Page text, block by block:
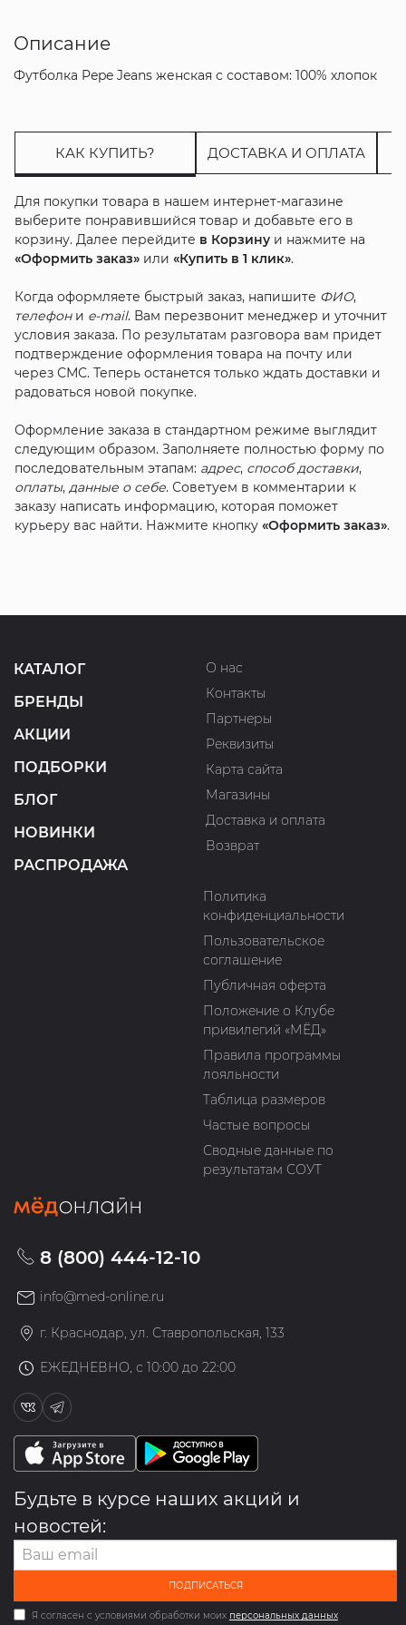
Описание
Футболка Pepe Jeans женская с составом: 100% хлопок
КАК КУПИТЬ? ДОСТАВКА И ОПЛАТА
Для покупки товара в нашем интернет-магазине
выберите понравившийся товар и добавьте его в
корзину. Далее перейдите в Корзинуи нажмите на
«Оформить заказ»или «Купить в 1 клик».
Когда оформляете быстрый заказ, напишите ФИО,
телефони e-mail. Вам перезвонит менеджер и уточнит
условия заказа. По результатам разговора вам придет
подтверждение оформления товара на почту или
через СМС. Теперь останется только ждать доставки и
радоваться новой покупке.
Оформление заказа в стандартном режиме выглядит
следующим образом. Заполняете полностью форму по
последовательным этапам: адрес, способ доставки,
оплаты, данные о себе. Советуем в комментарии к
заказу написать информацию, которая поможет
курьеру вас найти. Нажмите кнопку «Оформить заказ».
КАТАЛОГ
БРЕНДЫ
АКЦИИ
ПОДБОРКИ
БЛОГ
НОВИНКИ
РАСПРОДАЖА
О нас
Контакты
Партнеры
Реквизиты
Карта сайта
Магазины
Доставка и оплата
Возврат
Политика
конфиденциальности
Пользовательское
соглашение
Публичная оферта
Положение о Клубе
привилегий «МЁД»
Правила программы
лояльности
Таблица размеров
Частые вопросы
Сводные данные по
результатам СОУТ
8 (800) 444-12-10
info@med-online.ru
г. Краснодар, ул. Ставропольская, 133
ЕЖЕДНЕВНО, с 10:00 до 22:00
Будьте в курсе наших акций и
новостей:
ПОДПИСАТЬСЯ
Я согласен с условиями обработки моих персональных данных